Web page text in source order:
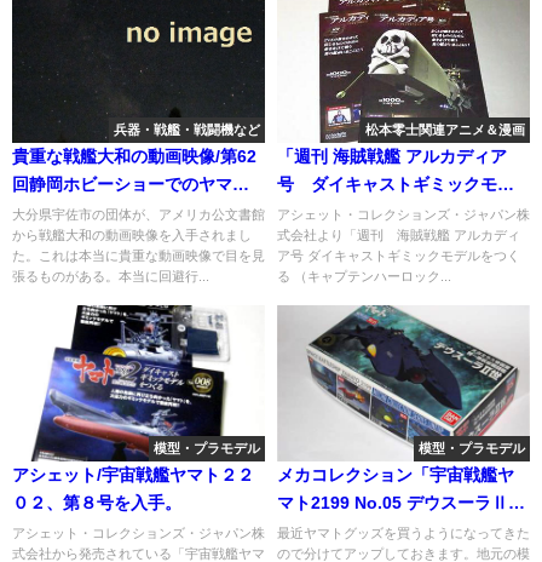
兵器・戦艦・戦闘機など
貴重な戦艦大和の動画映像/第62
回静岡ホビーショーでのヤマト
よ永遠に REBEL3199関連商品の
映像がアップ
大分県宇佐市の団体が、アメリカ公文書館
から戦艦大和の動画映像を入手されまし
た。これは本当に貴重な動画映像で目を見
張るものがある。本当に回避行...
松本零士関連アニメ＆漫画
「週刊 海賊戦艦 アルカディア
号 ダイキャストギミックモデ
ルをつくる」第106号
アシェット・コレクションズ・ジャパン株
式会社より「週刊 海賊戦艦 アルカディ
ア号 ダイキャストギミックモデルをつく
る （キャプテンハーロック...
模型・プラモデル
アシェット/宇宙戦艦ヤマト２２
０２、第８号を入手。
アシェット・コレクションズ・ジャパン株
式会社から発売されている「宇宙戦艦ヤマ
模型・プラモデル
メカコレクション「宇宙戦艦ヤ
マト2199 No.05 デウスーラⅡ
世」を購入。
最近ヤマトグッズを買うようになってきた
ので分けてアップしておきます。地元の模